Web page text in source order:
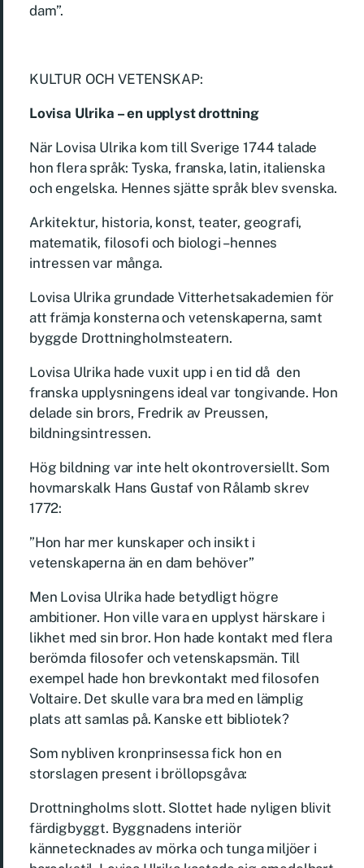
dam”.
KULTUR OCH VETENSKAP:
Lovisa Ulrika – en upplyst drottning
När Lovisa Ulrika kom till Sverige 1744 talade
hon flera språk: Tyska, franska, latin, italienska
och engelska. Hennes sjätte språk blev svenska.
Arkitektur, historia, konst, teater, geografi,
matematik, filosofi och biologi – hennes
intressen var många.
Lovisa Ulrika grundade Vitterhetsakademien för
att främja konsterna och vetenskaperna, samt
byggde Drottningholmsteatern.
Lovisa Ulrika hade vuxit upp i en tid då den
franska upplysningens ideal var tongivande. Hon
delade sin brors, Fredrik av Preussen,
bildningsintressen.
Hög bildning var inte helt okontroversiellt. Som
hovmarskalk Hans Gustaf von Rålamb skrev
1772:
”Hon har mer kunskaper och insikt i
vetenskaperna än en dam behöver”
Men Lovisa Ulrika hade betydligt högre
ambitioner. Hon ville vara en upplyst härskare i
likhet med sin bror. Hon hade kontakt med flera
berömda filosofer och vetenskapsmän. Till
exempel hade hon brevkontakt med filosofen
Voltaire. Det skulle vara bra med en lämplig
plats att samlas på. Kanske ett bibliotek?
Som nybliven kronprinsessa fick hon en
storslagen present i bröllopsgåva:
Drottningholms slott. Slottet hade nyligen blivit
färdigbyggt. Byggnadens interiör
kännetecknades av mörka och tunga miljöer i